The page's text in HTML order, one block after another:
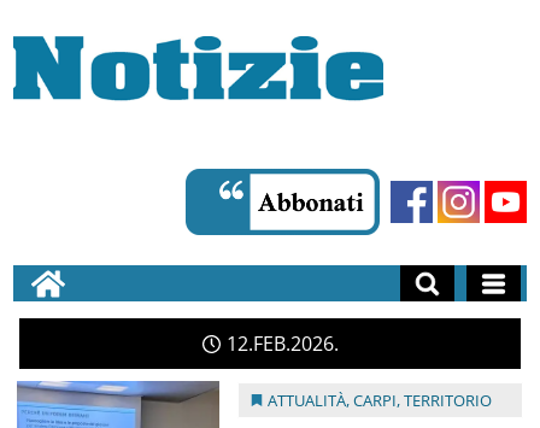
12 FEB 2026
ATTUALITÀ,CARPI,TERRITORIO